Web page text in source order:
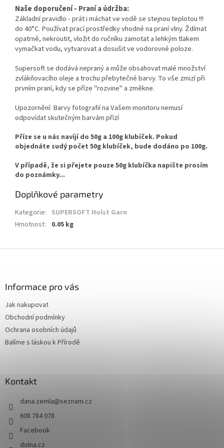
Naše doporučení - Praní a údržba:
Základní pravidlo - prát i máchat ve vodě se stejnou teplotou !!!
do 40°C. Používat prací prostředky vhodné na praní vlny. Ždímat
opatrně, nekroutit, vložit do ručníku zamotat a lehkým tlakem
vymačkat vodu, vytvarovat a dosušit ve vodorovné poloze.
Supersoft se dodává nepraný a může obsahovat malé množství
zvlákňovacího oleje a trochu přebytečné barvy. To vše zmizí při
prvním praní, kdy se příze "rozvine" a změkne.
Upozornění: Barvy fotografií na Vašem monitoru nemusí
odpovídat skutečným barvám přízí
Příze se u nás navíjí do 50g a 100g klubíček. Pokud
objednáte sudý počet 50g klubíček, bude dodáno po 100g.
V případě, že si přejete pouze 50g klubíčka napište prosím
do poznámky...
Doplňkové parametry
Kategorie: SUPERSOFT Holst Garn
Hmotnost: 0.05 kg
Informace pro vás
Jak nakupovat
Obchodní podmínky
Ochrana osobních údajů
Balíme s láskou k Přírodě
Kontakt
dana.zemla@seznam.cz
608 784 078
Facebook
dolna.cz